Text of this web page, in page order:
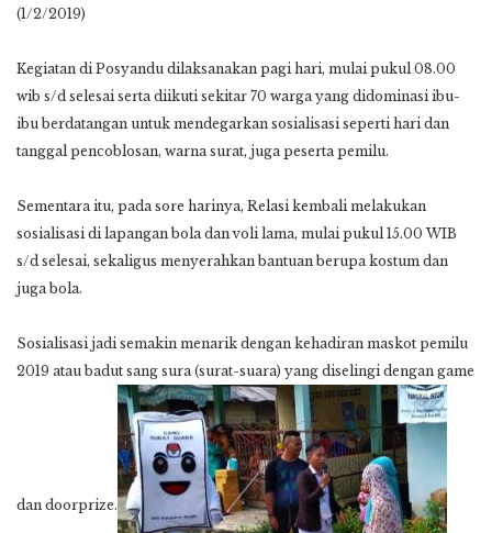
(1/2/2019)
Kegiatan di Posyandu dilaksanakan pagi hari, mulai pukul 08.00
wib s/d selesai serta diikuti sekitar 70 warga yang didominasi ibu-
ibu berdatangan untuk mendegarkan sosialisasi seperti hari dan
tanggal pencoblosan, warna surat, juga peserta pemilu.
Sementara itu, pada sore harinya, Relasi kembali melakukan
sosialisasi di lapangan bola dan voli lama, mulai pukul 15.00 WIB
s/d selesai, sekaligus menyerahkan bantuan berupa kostum dan
juga bola.
Sosialisasi jadi semakin menarik dengan kehadiran maskot pemilu
2019 atau badut sang sura (surat-suara) yang diselingi dengan game
dan doorprize.